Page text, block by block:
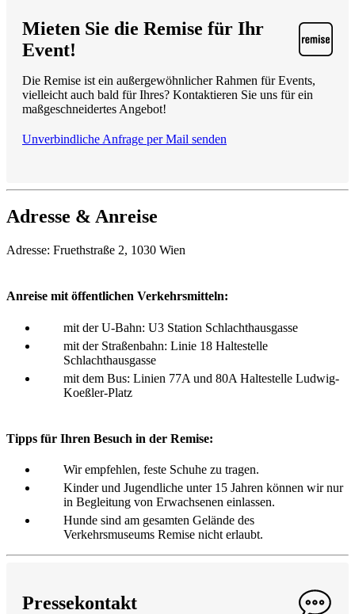
Mieten Sie die Remise für Ihr
Event!
Die Remise ist ein außergewöhnlicher Rahmen für Events,
vielleicht auch bald für Ihres? Kontaktieren Sie uns für ein
maßgeschneidertes Angebot!
Unverbindliche Anfrage per Mail senden
Adresse & Anreise
Adresse: Fruethstraße 2, 1030 Wien
Anreise mit öffentlichen Verkehrsmitteln:
mit der U-Bahn: U3 Station Schlachthausgasse
mit der Straßenbahn: Linie 18 Haltestelle
Schlachthausgasse
mit dem Bus: Linien 77A und 80A Haltestelle Ludwig-
Koeßler-Platz
Tipps für Ihren Besuch in der Remise:
Wir empfehlen, feste Schuhe zu tragen.
Kinder und Jugendliche unter 15 Jahren können wir nur
in Begleitung von Erwachsenen einlassen.
Hunde sind am gesamten Gelände des
Verkehrsmuseums Remise nicht erlaubt.
Pressekontakt